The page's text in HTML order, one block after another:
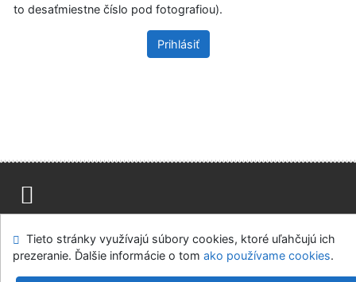
to desaťmiestne číslo pod fotografiou).
Prihlásiť
Modul OpenSearch
Napíšte nám Nastavenie cookies
Tieto stránky využívajú súbory cookies, ktoré uľahčujú ich
prezeranie. Ďalšie informácie o tom ako používame cookies.